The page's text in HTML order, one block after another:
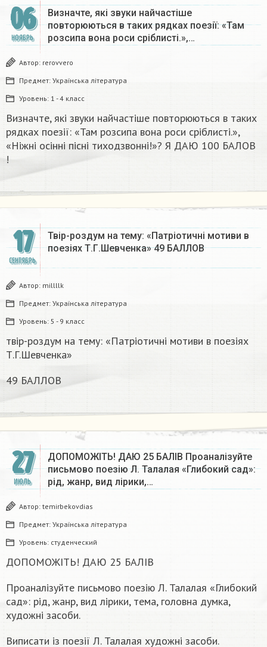
06
НОЯБРЬ
Визначте, які звуки найчастіше
повторюються в таких рядках поезії: «Там
розсипа вона роси сріблисті.»,…
Автор: rerovvero
Предмет: Українська література
Уровень: 1 - 4 класс
Визначте, які звуки найчастіше повторюються в таких
рядках поезії: «Там розсипа вона роси сріблисті.»,
«Ніжні осінні пісні тиходзвонні!»? Я ДАЮ 100 БАЛОВ
!
17
СЕНТЯБРЬ
Твір-роздум на тему: «Патріотичні мотиви в
поезіях Т.Г.Шевченка» 49 БАЛЛОВ
Автор: millllk
Предмет: Українська література
Уровень: 5 - 9 класс
твір-роздум на тему: «Патріотичні мотиви в поезіях
Т.Г.Шевченка»
49 БАЛЛОВ
27
ИЮЛЬ
ДОПОМОЖІТЬ! ДАЮ 25 БАЛІВ Проаналізуйте
письмово поезію Л. Талалая «Глибокий сад»:
рід, жанр, вид лірики,…
Автор: temirbekovdias
Предмет: Українська література
Уровень: студенческий
ДОПОМОЖІТЬ! ДАЮ 25 БАЛІВ
Проаналізуйте письмово поезію Л. Талалая «Глибокий
сад»: рід, жанр, вид лірики, тема, головна думка,
художні засоби.
Виписати із поезії Л. Талалая художні засоби.